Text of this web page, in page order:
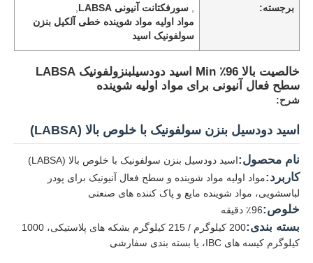
برجسته:
,سورفکتانت آنیونی LABSA
مواد اولیه مواد شوینده خطی آلکیل بنزن
سولفونیک اسید
خالصیت بالا 96٪ Min اسید دودسیلبنزولفونیک LABSA
سطح فعال آنیونی برای مواد اولیه شوینده
شرح:
اسید دودسیل بنزن سولفونیک با خلوص بالا (LABSA)
نام محصول:اسید دودسیل بنزن سولفونیک با خلوص بالا (LABSA)
کاربرد:مواد اولیه مواد شوینده و سطح فعال آنیونیک برای پودر
لباسشویی، مواد شوینده مایع و پاک کننده های صنعتی
خلوص:96٪ دقیقه
بسته بندی:
200 کیلوگرم / 215 کیلوگرم بشکه های پلاستیکی، 1000
کیلوگرم کیسه های IBC، یا بسته بندی سفارشی